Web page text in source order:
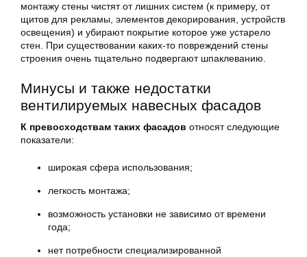
монтажу стены чистят от лишних систем (к примеру, от
щитов для рекламы, элементов декорирования, устройств
освещения) и убирают покрытие которое уже устарело
стен. При существовании каких-то повреждений стены
строения очень тщательно подвергают шпаклеванию.
Минусы и также недостатки
вентилируемых навесных фасадов
К превосходствам таких фасадов относят следующие
показатели:
широкая сфера использования;
легкость монтажа;
возможность установки не зависимо от времени
года;
нет потребности специализированной